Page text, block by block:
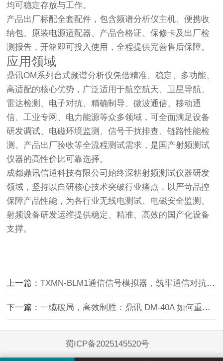
均可稳定存放与工作。
产品出厂标配全套配件，包含频谱分析仪主机、便携收
纳包、原装电源适配器、产品合格证、保修卡及出厂检
测报告，开箱即可投入使用，全程提供完善售后保障。
应用领域
鼎讯OM系列台式频谱分析仪凭借精准、稳定、多功能、
高适配的核心优势，广泛适用于航空航天、卫星导航、
雷达检测、电子对抗、精确制导、微波通信、移动通
信、工业专网、电力能源等众多领域，可全面满足设备
研发调试、电磁环境监测、信号干扰排查、链路性能检
测、产品出厂验收等全流程测试需求，是国产射频测试
仪器的高性价比可靠选择。
成都鼎讯信通科技有限公司始终深耕射频测试仪器研发
领域，坚持以自研核心技术突破行业痛点，以严苛品控
保障产品性能，为各行业无线电测试、电磁安全监测、
射频设备研发运维提供稳定、精准、高效的国产化设备
支撑。
上一篇：TXMN-BLM1通信信号模拟器，筑牢通信对抗训练硬支撑
下一篇：一缆破局，高效制胜：鼎讯 DM-40A 如何重塑光通信运维实战能力
蜀ICP备2025145520号